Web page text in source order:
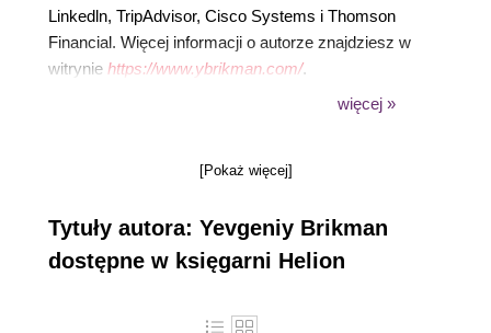
Linkedln, TripAdvisor, Cisco Systems i Thomson
Financial. Więcej informacji o autorze znajdziesz w
witrynie https://www.ybrikman.com/.
więcej »
[Pokaż więcej]
Tytuły autora: Yevgeniy Brikman
dostępne w księgarni Helion